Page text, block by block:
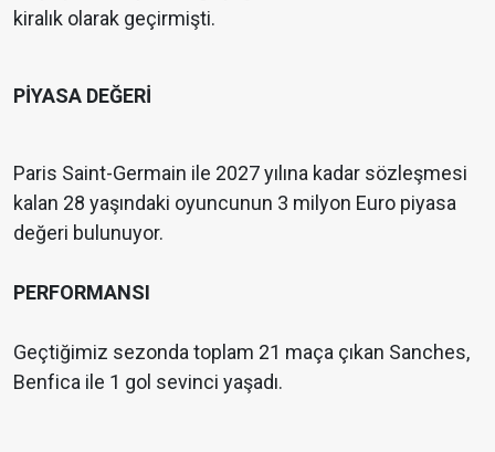
kiralık olarak geçirmişti.
PİYASA DEĞERİ
Paris Saint-Germain ile 2027 yılına kadar sözleşmesi
kalan 28 yaşındaki oyuncunun 3 milyon Euro piyasa
değeri bulunuyor.
PERFORMANSI
Geçtiğimiz sezonda toplam 21 maça çıkan Sanches,
Benfica ile 1 gol sevinci yaşadı.